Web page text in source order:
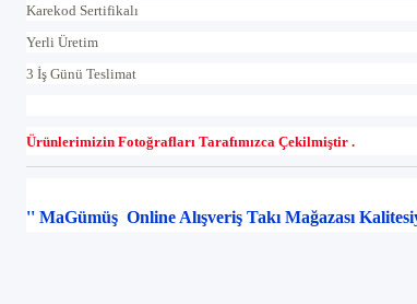
Karekod Sertifikalı
Yerli Üretim
3 İş Günü Teslimat
Ürünlerimizin Fotoğrafları Tarafımızca Çekilmiştir .
'' MaGümüş Online Alışveriş Takı Mağazası